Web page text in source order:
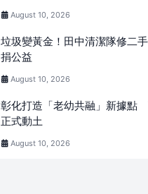
August 10, 2026
垃圾變黃金！田中清潔隊修二
捐公益
August 10, 2026
彰化打造「老幼共融」新據點
正式動土
August 10, 2026